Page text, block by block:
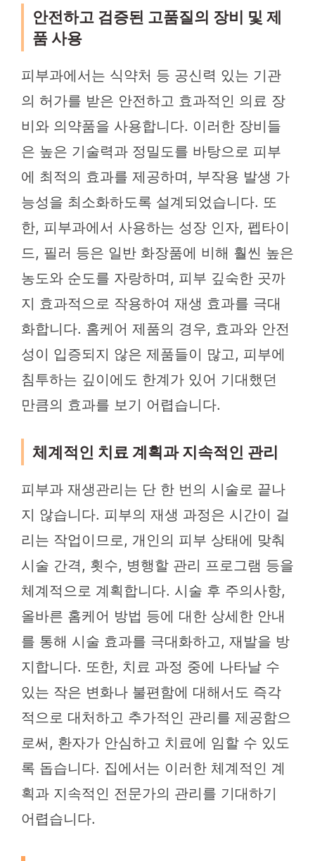
안전하고 검증된 고품질의 장비 및 제
품 사용
피부과에서는 식약처 등 공신력 있는 기관
의 허가를 받은 안전하고 효과적인 의료 장
비와 의약품을 사용합니다. 이러한 장비들
은 높은 기술력과 정밀도를 바탕으로 피부
에 최적의 효과를 제공하며, 부작용 발생 가
능성을 최소화하도록 설계되었습니다. 또
한, 피부과에서 사용하는 성장 인자, 펩타이
드, 필러 등은 일반 화장품에 비해 훨씬 높은
농도와 순도를 자랑하며, 피부 깊숙한 곳까
지 효과적으로 작용하여 재생 효과를 극대
화합니다. 홈케어 제품의 경우, 효과와 안전
성이 입증되지 않은 제품들이 많고, 피부에
침투하는 깊이에도 한계가 있어 기대했던
만큼의 효과를 보기 어렵습니다.
체계적인 치료 계획과 지속적인 관리
피부과 재생관리는 단 한 번의 시술로 끝나
지 않습니다. 피부의 재생 과정은 시간이 걸
리는 작업이므로, 개인의 피부 상태에 맞춰
시술 간격, 횟수, 병행할 관리 프로그램 등을
체계적으로 계획합니다. 시술 후 주의사항,
올바른 홈케어 방법 등에 대한 상세한 안내
를 통해 시술 효과를 극대화하고, 재발을 방
지합니다. 또한, 치료 과정 중에 나타날 수
있는 작은 변화나 불편함에 대해서도 즉각
적으로 대처하고 추가적인 관리를 제공함으
로써, 환자가 안심하고 치료에 임할 수 있도
록 돕습니다. 집에서는 이러한 체계적인 계
획과 지속적인 전문가의 관리를 기대하기
어렵습니다.